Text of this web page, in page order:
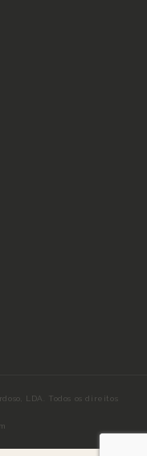
LDA. Todos os direitos